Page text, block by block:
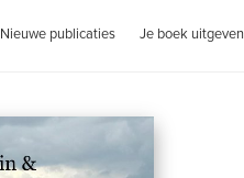
Nieuwe publicaties Je boek uitgeven